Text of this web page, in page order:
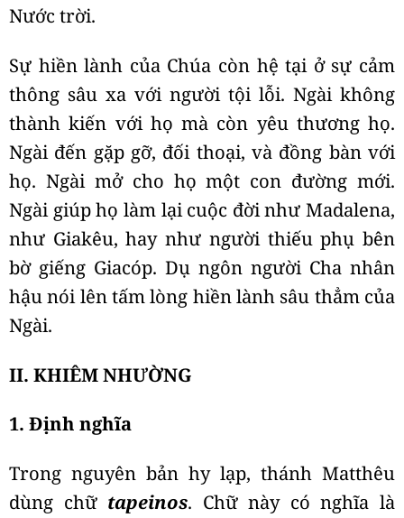
Nước trời.
Sự hiền lành của Chúa còn hệ tại ở sự cảm
thông sâu xa với người tội lỗi. Ngài không
thành kiến với họ mà còn yêu thương họ.
Ngài đến gặp gỡ, đối thoại, và đồng bàn với
họ. Ngài mở cho họ một con đường mới.
Ngài giúp họ làm lại cuộc đời như Madalena,
như Giakêu, hay như người thiếu phụ bên
bờ giếng Giacóp. Dụ ngôn người Cha nhân
hậu nói lên tấm lòng hiền lành sâu thẳm của
Ngài.
II. KHIÊM NHƯỜNG
1. Định nghĩa
Trong nguyên bản hy lạp, thánh Matthêu
dùng chữ tapeinos. Chữ này có nghĩa là